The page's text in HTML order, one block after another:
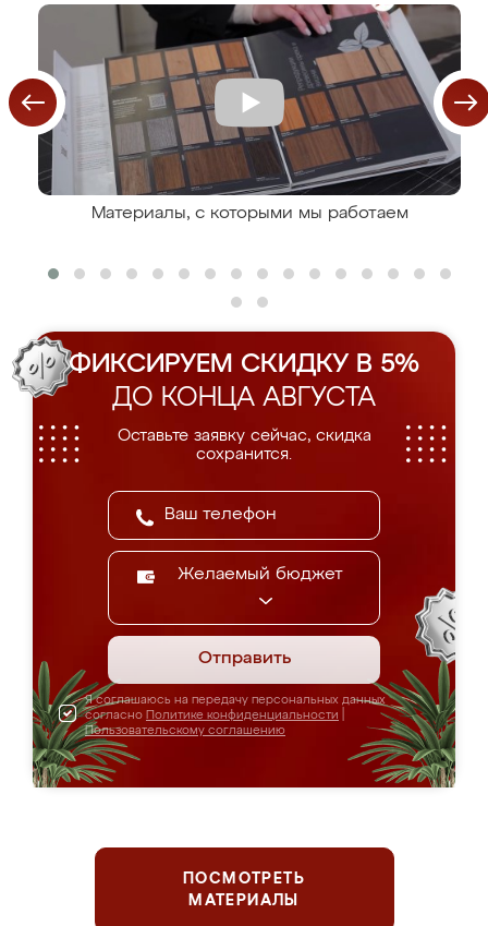
Материалы, с которыми мы работаем
ФИКСИРУЕМ СКИДКУ В 5%
ДО КОНЦА АВГУСТА
Оставьте заявку сейчас, скидка
сохранится.
Желаемый бюджет
Отправить
Я соглашаюсь на передачу персональных данных
согласно Политике конфиденциальности
Пользовательскому соглашению
ПОСМОТРЕТЬ
МАТЕРИАЛЫ